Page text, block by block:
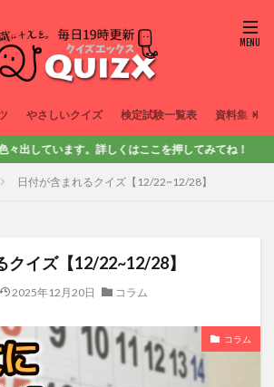
やさしいクイズ 検定試験一覧表 資料集
詳しくはここを押してみてね！
日付が含まれるクイズ【12/22~12/28】
クイズ【12/22~12/28】
2025年12月20日
コラム
コラム